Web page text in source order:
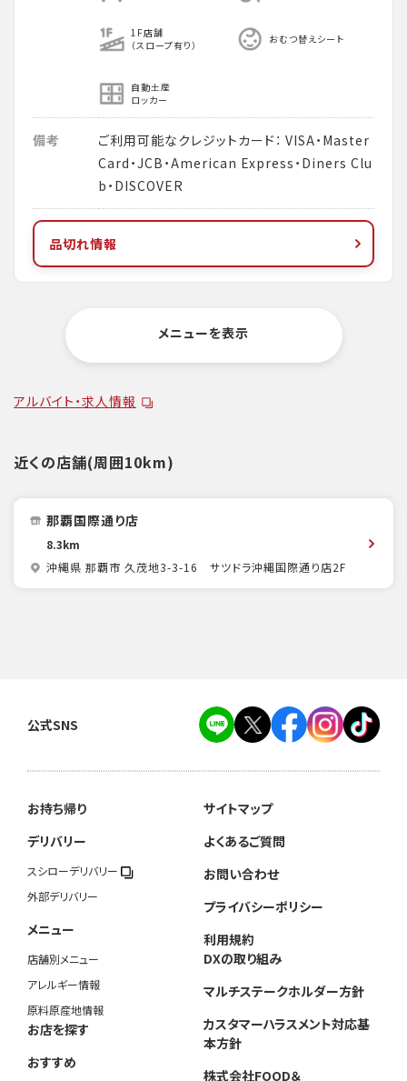
1F店舗
（スロープ有り）
おむつ替えシート
自動土産
ロッカー
備考
ご利用可能なクレジットカード： VISA・Master
Card・JCB・American Express・Diners Clu
b・DISCOVER
品切れ情報
メニューを表示
アルバイト・求人情報
近くの店舗(周囲10km)
那覇国際通り店
8.3km
沖縄県 那覇市 久茂地3-3-16 サツドラ沖縄国際通り店2F
公式SNS
お持ち帰り
デリバリー
スシローデリバリー
外部デリバリー
メニュー
店舗別メニュー
アレルギー情報
原料原産地情報
お店を探す
おすすめ
サイトマップ
よくあるご質問
お問い合わせ
プライバシーポリシー
利用規約
DXの取り組み
マルチステークホルダー方針
カスタマーハラスメント対応基
本方針
株式会社FOOD＆